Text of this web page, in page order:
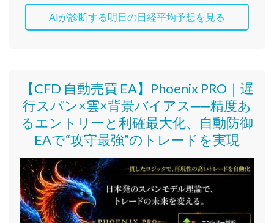
AIが診断する明日の日経平均予想を見る
【CFD 自動売買 EA】Phoenix PRO｜遅
行スパン×雲×背景バイアス──精度あ
るエントリーと利確最大化、自動防御
EAで“攻守最強”のトレードを実現